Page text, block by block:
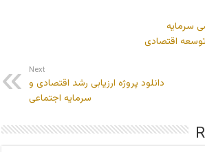
سرمایه
اقتصادی
Next
دانلود پروژه ارزیابی رشد اقتصادی و
سرمایه اجتماعی